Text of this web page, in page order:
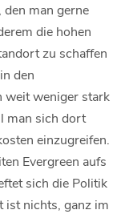
man gerne
die hohen
zu schaffen
den
weit weniger stark
man sich dort
einzugreifen.
Evergreen aufs
sich die Politik
ist nichts, ganz im